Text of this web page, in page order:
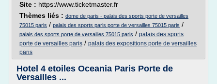
Site : https://www.ticketmaster.fr
Thèmes liés : dome de paris - palais des sports porte de versailles
75015 paris / palais des sports paris porte de versailles 75015 paris /
palais des sports porte de versailles 75015 paris / palais des sports
porte de versailles paris / palais des expositions porte de versailles
paris
Hotel 4 etoiles Oceania Paris Porte de
Versailles ...